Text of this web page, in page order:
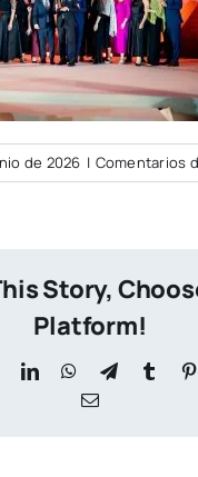
de 2026 | Comentarios
Story,
Platform!
LinkedInWhatsApp
Telegram
Correo